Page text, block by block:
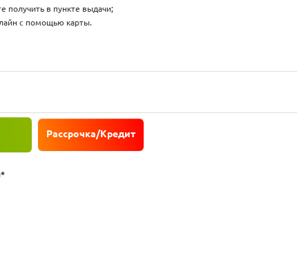
получить в пункте выдачи;
с помощью карты.
Рассрочка/Кредит